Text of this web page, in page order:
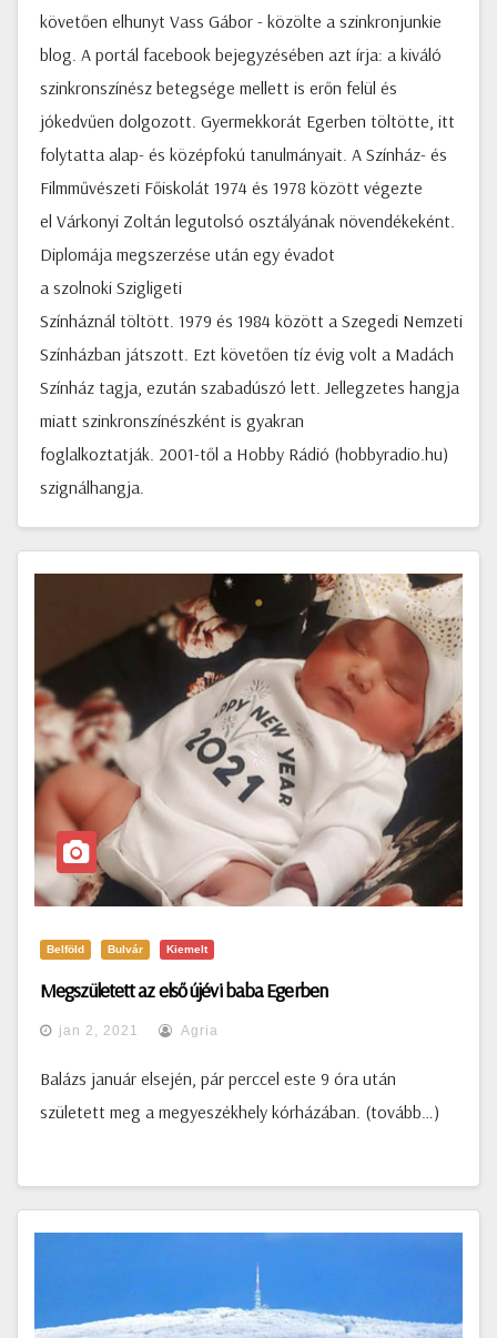
követően elhunyt Vass Gábor - közölte a szinkronjunkie
blog. A portál facebook bejegyzésében azt írja: a kiváló
szinkronszínész betegsége mellett is erőn felül és
jókedvűen dolgozott. Gyermekkorát Egerben töltötte, itt
folytatta alap- és középfokú tanulmányait. A Színház- és
Filmművészeti Főiskolát 1974 és 1978 között végezte
el Várkonyi Zoltán legutolsó osztályának növendékeként.
Diplomája megszerzése után egy évadot
a szolnoki Szigligeti
Színháznál töltött. 1979 és 1984 között a Szegedi Nemzeti
Színházban játszott. Ezt követően tíz évig volt a Madách
Színház tagja, ezután szabadúszó lett. Jellegzetes hangja
miatt szinkronszínészként is gyakran
foglalkoztatják. 2001-től a Hobby Rádió (hobbyradio.hu)
szignálhangja.
Belföld Bulvár Kiemelt
Megszületett az első újévi baba Egerben
jan 2, 2021 Agria
Balázs január elsején, pár perccel este 9 óra után
született meg a megyeszékhely kórházában. (tovább…)